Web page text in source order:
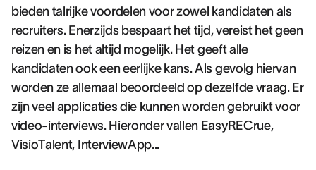
bieden talrijke voordelen voor zowel kandidaten als
recruiters. Enerzijds bespaart het tijd, vereist het geen
reizen en is het altijd mogelijk. Het geeft alle
kandidaten ook een eerlijke kans. Als gevolg hiervan
worden ze allemaal beoordeeld op dezelfde vraag. Er
zijn veel applicaties die kunnen worden gebruikt voor
video-interviews. Hieronder vallen EasyRECrue,
VisioTalent, InterviewApp...